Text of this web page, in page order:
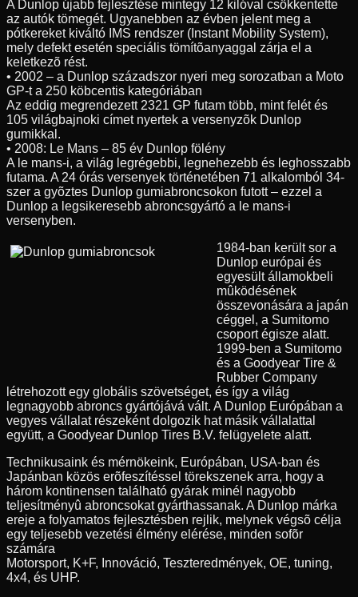
A Dunlop újabb fejlesztése mintegy 12 kilóval csökkentette
az autók tömegét. Ugyanebben az évben jelent meg a
pótkereket kiváltó IMS rendszer (Instant Mobility System),
mely defekt esetén speciális tömítõanyaggal zárja el a
keletkezõ rést.
• 2002 – a Dunlop századszor nyeri meg sorozatban a Moto
GP-t a 250 köbcentis kategóriában
Az eddig megrendezett 2321 GP futam több, mint felét és
105 világbajnoki címet nyertek a versenyzõk Dunlop
gumikkal.
• 2008: Le Mans – 85 év Dunlop fölény
A le mans-i, a világ legrégebbi, legnehezebb és leghosszabb
futama. A 24 órás versenyek történetében 71 alkalomból 34-
szer a gyõztes Dunlop gumiabroncsokon futott – ezzel a
Dunlop a legsikeresebb abroncsgyártó a le mans-i
versenyben.
1984-ban került sor a
Dunlop európai és
egyesült államokbeli
mûködésének
összevonására a japán
céggel, a Sumitomo
csoport égisze alatt.
1999-ben a Sumitomo
és a Goodyear Tire &
Rubber Company
létrehozott egy globális szövetséget, és így a világ
legnagyobb abroncs gyártójává vált. A Dunlop Európában a
vegyes vállalat részeként dolgozik hat másik vállalattal
együtt, a Goodyear Dunlop Tires B.V. felügyelete alatt.
Technikusaink és mérnökeink, Európában, USA-ban és
Japánban közös erõfeszítéssel törekszenek arra, hogy a
három kontinensen található gyárak minél nagyobb
teljesítményû abroncsokat gyárthassanak. A Dunlop márka
ereje a folyamatos fejlesztésben rejlik, melynek végsõ célja
egy teljesebb vezetési élmény elérése, minden sofõr
számára
Motorsport, K+F, Innováció, Teszteredmények, OE, tuning,
4x4, és UHP.